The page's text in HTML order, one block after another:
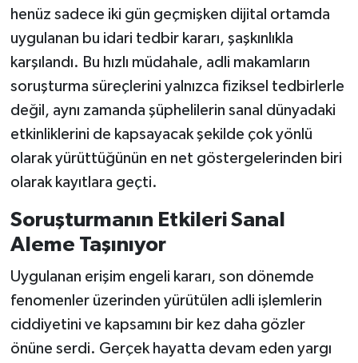
henüz sadece iki gün geçmişken dijital ortamda
uygulanan bu idari tedbir kararı, şaşkınlıkla
karşılandı. Bu hızlı müdahale, adli makamların
soruşturma süreçlerini yalnızca fiziksel tedbirlerle
değil, aynı zamanda şüphelilerin sanal dünyadaki
etkinliklerini de kapsayacak şekilde çok yönlü
olarak yürüttüğünün en net göstergelerinden biri
olarak kayıtlara geçti.
Soruşturmanın Etkileri Sanal
Aleme Taşınıyor
Uygulanan erişim engeli kararı, son dönemde
fenomenler üzerinden yürütülen adli işlemlerin
ciddiyetini ve kapsamını bir kez daha gözler
önüne serdi. Gerçek hayatta devam eden yargı